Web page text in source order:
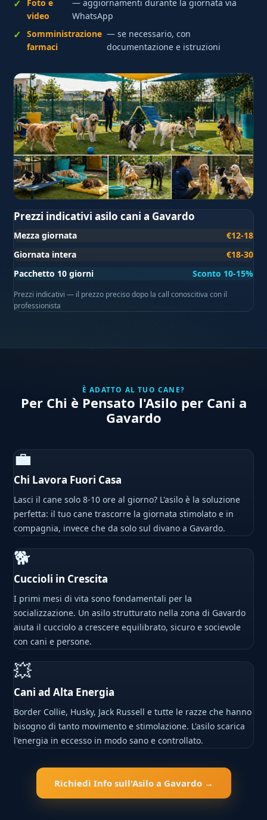
Foto e
video
— aggiornamenti durante la giornata via
WhatsApp
Somministrazione
farmaci
— se necessario, con
documentazione e istruzioni
Prezzi indicativi asilo cani a Gavardo
Mezza giornata
€12-18
Giornata intera
€18-30
Pacchetto 10 giorni
Sconto 10-15%
Prezzi indicativi — il prezzo preciso dopo la call conoscitiva con il
professionista
È ADATTO AL TUO CANE?
Per Chi è Pensato l'Asilo per Cani a
Gavardo
💼
Chi Lavora Fuori Casa
Lasci il cane solo 8-10 ore al giorno? L'asilo è la soluzione
perfetta: il tuo cane trascorre la giornata stimolato e in
compagnia, invece che da solo sul divano a Gavardo.
🐕
Cuccioli in Crescita
I primi mesi di vita sono fondamentali per la
socializzazione. Un asilo strutturato nella zona di Gavardo
aiuta il cucciolo a crescere equilibrato, sicuro e socievole
con cani e persone.
💥
Cani ad Alta Energia
Border Collie, Husky, Jack Russell e tutte le razze che hanno
bisogno di tanto movimento e stimolazione. L'asilo scarica
l'energia in eccesso in modo sano e controllato.
Richiedi Info sull'Asilo a Gavardo →